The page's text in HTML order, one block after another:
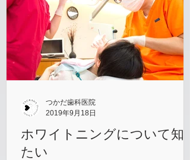
ホワイトニングについて知り
たい
つかだ歯科医院
2019年9月18日